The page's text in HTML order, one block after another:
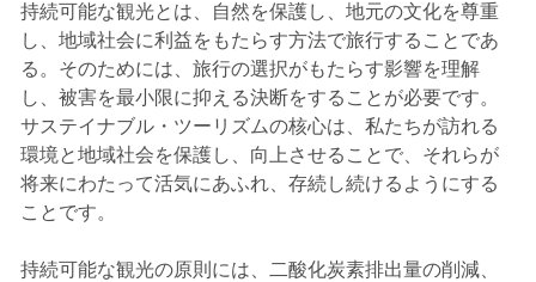
持続可能な観光とは、自然を保護し、地元の文化を尊重
し、地域社会に利益をもたらす方法で旅行することであ
る。そのためには、旅行の選択がもたらす影響を理解
し、被害を最小限に抑える決断をすることが必要です。
サステイナブル・ツーリズムの核心は、私たちが訪れる
環境と地域社会を保護し、向上させることで、それらが
将来にわたって活気にあふれ、存続し続けるようにする
ことです。
持続可能な観光の原則には、二酸化炭素排出量の削減、